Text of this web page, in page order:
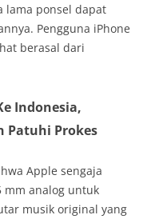
lama ponsel dapat
Pengguna iPhone
berasal dari
Indonesia,
Patuhi Prokes
Apple sengaja
mm analog untuk
musik original yang